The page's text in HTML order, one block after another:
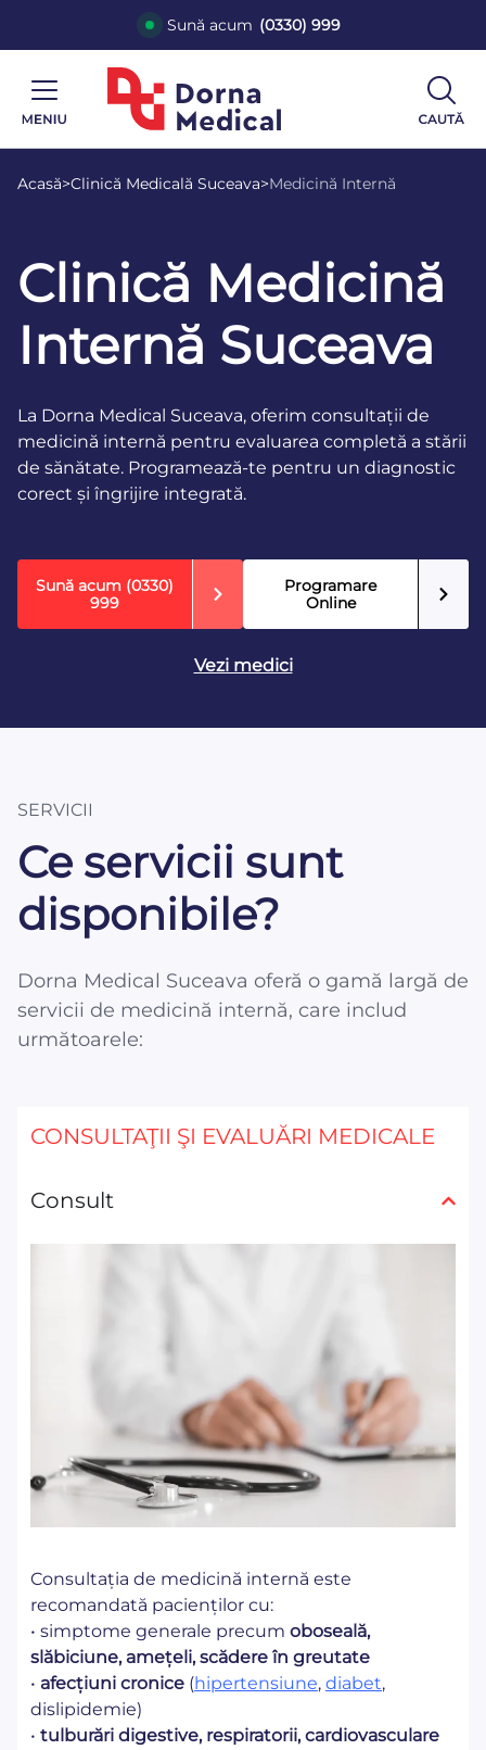
Sună acum (0330) 999
Acasă>Clinică Medicală Suceava>Medicină Internă
Clinică Medicină
Internă Suceava
La Dorna Medical Suceava, oferim consultații de
medicină internă pentru evaluarea completă a stării
de sănătate. Programează-te pentru un diagnostic
corect și îngrijire integrată.
Sună acum (0330)
999
Programare
Online
Vezi medici
SERVICII
Ce servicii sunt
disponibile?
Dorna Medical Suceava oferă o gamă largă de
servicii de medicină internă, care includ
următoarele:
CONSULTAŢII ŞI EVALUĂRI MEDICALE
Consult
Consultația de medicină internă este
recomandată pacienților cu:
• simptome generale precum oboseală,
slăbiciune, amețeli, scădere în greutate
• afecțiuni cronice (hipertensiune, diabet,
dislipidemie)
• tulburări digestive, respiratorii, cardiovasculare